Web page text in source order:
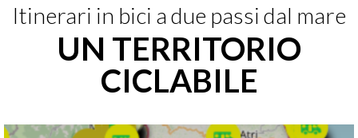
Itinerari in bici a due passi dal mare
UN TERRITORIO
CICLABILE